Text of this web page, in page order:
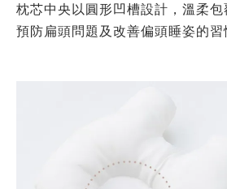
枕芯中央以圓形凹槽設計，溫柔
預防扁頭問題及改善偏頭睡姿的習